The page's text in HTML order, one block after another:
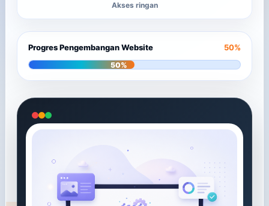
Akses ringan
Progres Pengembangan Website 50%
50%